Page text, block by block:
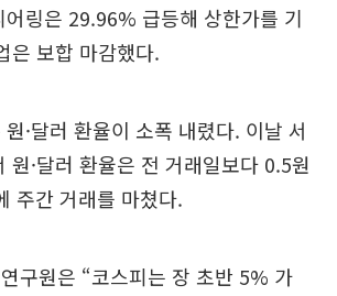
어링은 29.96% 급등해 상한가를 기
은 보합 마감했다.
·달러 환율이 소폭 내렸다. 이날 서
원·달러 환율은 전 거래일보다 0.5원
주간 거래를 마쳤다.
구원은 “코스피는 장 초반 5% 가